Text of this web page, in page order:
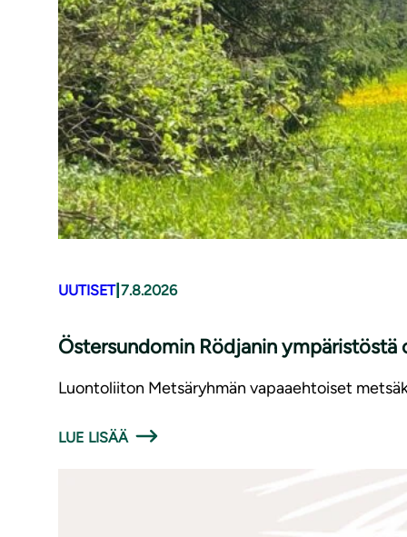
UUTISET| 7.8.2026
Östersundomin Rödjanin
Luontoliiton Metsäryhmän vapaaehtoiset
LUE LISÄÄ